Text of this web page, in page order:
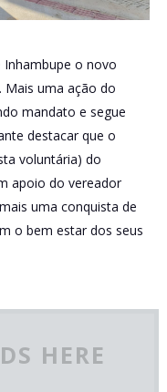
o novo
Mais uma ação do
mandato e segue
destacar que o
voluntária) do
apoio do vereador
uma conquista de
o bem estar dos seus
HERE